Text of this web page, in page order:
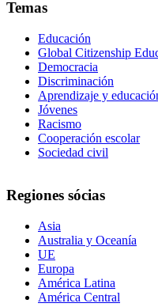
Temas
Educación
Global Citizenship
Democracia
Discriminación
Aprendizaje y
Jóvenes
Racismo
Cooperación escolar
Sociedad civil
Regiones sócias
Asia
Australia y Oceanía
UE
Europa
América Latina
América Central